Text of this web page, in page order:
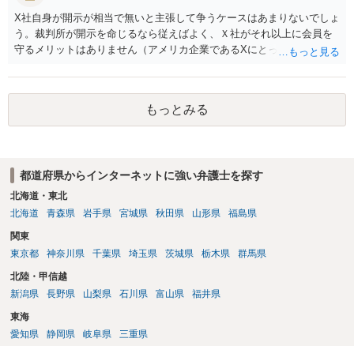
X社自身が開示が相当で無いと主張して争うケースはあまりないでしょ
う。裁判所が開示を命じるなら従えばよく、Ｘ社がそれ以上に会員を
守るメリットはありません（アメリカ企業であるXにとって、日本の会
うかを争うよりも、「発信者情報の保有確認がまだできていない」な
どと言い訳して確認できるまで発令を引き伸ばす方で対応してくる方
が圧倒的に多いです（この作戦は必ずといっていいほど行ってきま
す）。
もっとみる
都道府県からインターネットに強い弁護士を探す
北海道・東北
北海道
青森県 岩手県 宮城県 秋田県 山形県 福島県
関東
東京都
神奈川県 千葉県 埼玉県 茨城県 栃木県 群馬県
北陸・甲信越
新潟県
長野県 山梨県 石川県 富山県 福井県
東海
愛知県
静岡県 岐阜県 三重県